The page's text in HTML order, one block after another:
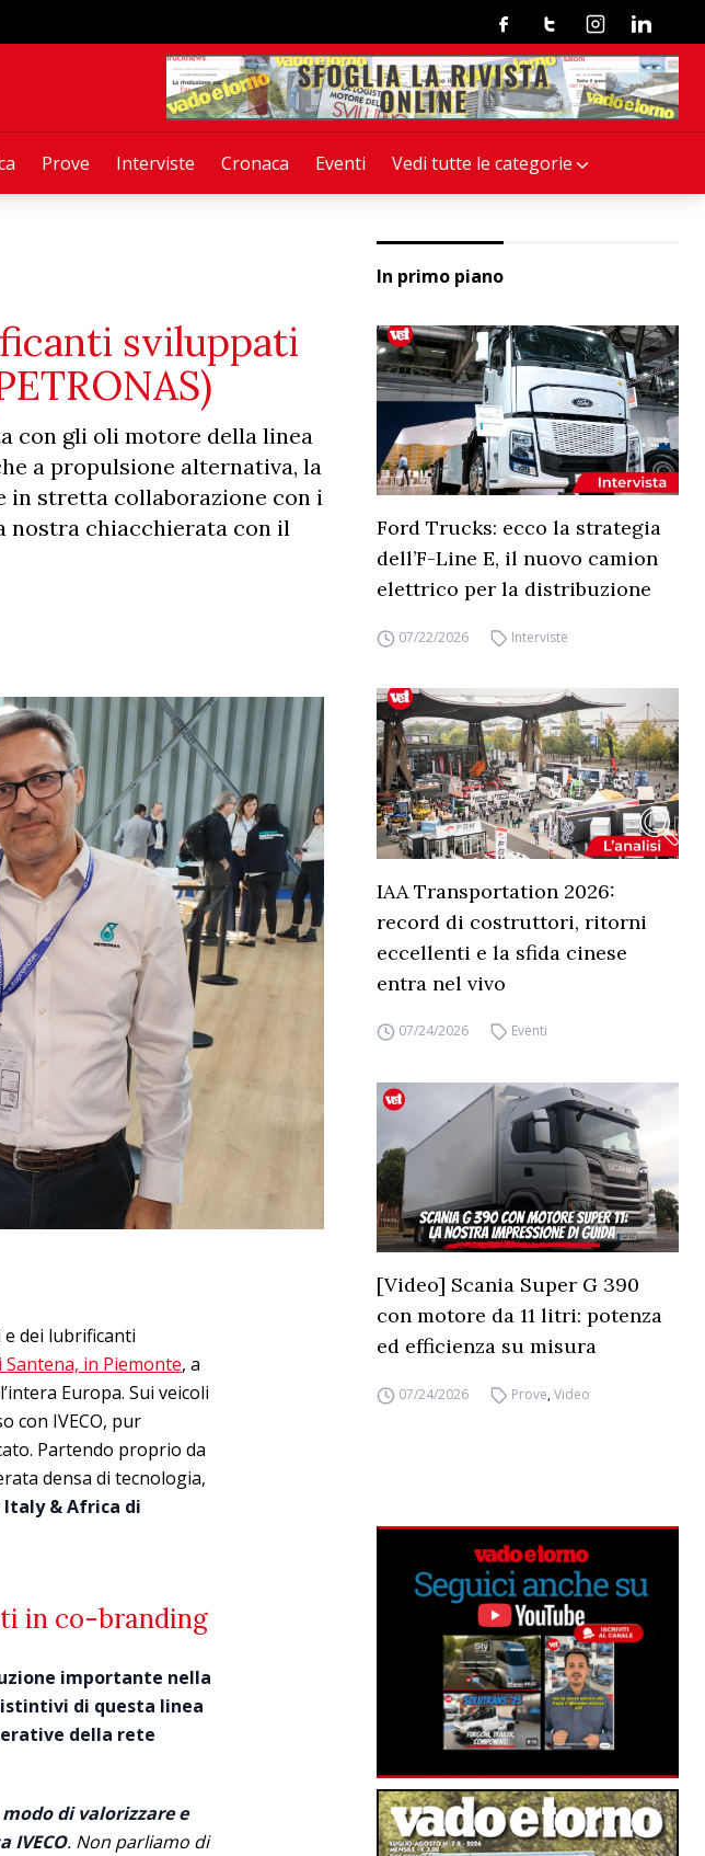
Prove Interviste Cronaca Eventi Vedi tutte le categorie
FacebookTwitterInstagramLinkedin
sviluppati
con gli oli motore della linea
a propulsione alternativa, la
in stretta collaborazione con i
nostra chiacchierata con il
e dei lubrificanti
Santena, in Piemonte, a
Europa. Sui veicoli
con IVECO, pur
Partendo proprio da
densa di tecnologia,
& Africa di
in co-branding
importante nella
di questa linea
della rete
di valorizzare e
IVECO. Non parliamo di
In primo piano
Ford Trucks: ecco la strategia
dell’F-Line E, il nuovo camion
elettrico per la distribuzione
07/22/2026 Interviste
IAA Transportation 2026:
record di costruttori, ritorni
eccellenti e la sfida cinese
entra nel vivo
07/24/2026 Eventi
[Video] Scania Super G 390
con motore da 11 litri: potenza
ed efficienza su misura
07/24/2026 Prove,Video